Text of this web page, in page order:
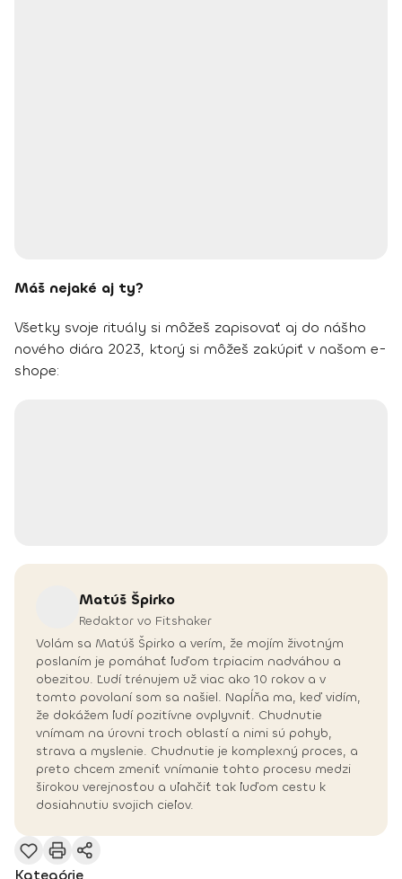
Máš nejaké aj ty?
Všetky svoje rituály si môžeš zapisovať aj do nášho
nového diára 2023, ktorý si môžeš zakúpiť v našom e-
shope:
Matúš Špirko
Redaktor vo Fitshaker
Volám sa Matúš Špirko a verím, že mojím životným
poslaním je pomáhať ľuďom trpiacim nadváhou a
obezitou. Ľudí trénujem už viac ako 10 rokov a v
tomto povolaní som sa našiel. Napĺňa ma, keď vidím,
že dokážem ľudí pozitívne ovplyvniť. Chudnutie
vnímam na úrovni troch oblastí a nimi sú pohyb,
strava a myslenie. Chudnutie je komplexný proces, a
preto chcem zmeniť vnímanie tohto procesu medzi
širokou verejnosťou a uľahčiť tak ľuďom cestu k
dosiahnutiu svojich cieľov.
Kategórie